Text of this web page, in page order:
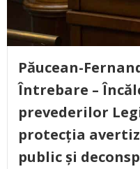
Păucean-
Întrebare –
prevederilor
protecția
public și